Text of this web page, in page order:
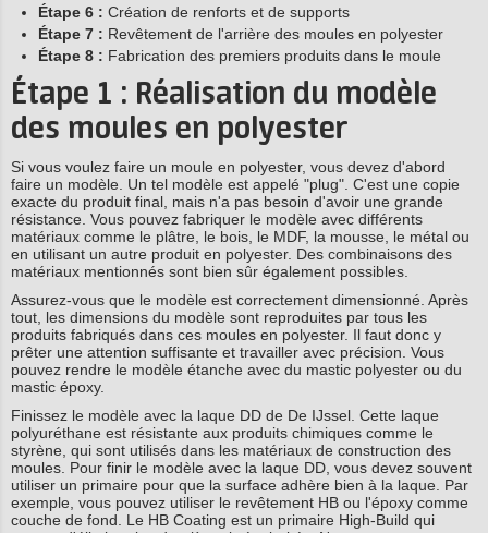
Étape 6 : Création de renforts et de supports
Étape 7 : Revêtement de l'arrière des moules en polyester
Étape 8 : Fabrication des premiers produits dans le moule
Étape 1 : Réalisation du modèle
des moules en polyester
Si vous voulez faire un moule en polyester, vous devez d'abord
faire un modèle. Un tel modèle est appelé "plug". C'est une copie
exacte du produit final, mais n'a pas besoin d'avoir une grande
résistance. Vous pouvez fabriquer le modèle avec différents
matériaux comme le plâtre, le bois, le MDF, la mousse, le métal ou
en utilisant un autre produit en polyester. Des combinaisons des
matériaux mentionnés sont bien sûr également possibles.
Assurez-vous que le modèle est correctement dimensionné. Après
tout, les dimensions du modèle sont reproduites par tous les
produits fabriqués dans ces moules en polyester. Il faut donc y
prêter une attention suffisante et travailler avec précision. Vous
pouvez rendre le modèle étanche avec du mastic polyester ou du
mastic époxy.
Finissez le modèle avec la laque DD de De IJssel. Cette laque
polyuréthane est résistante aux produits chimiques comme le
styrène, qui sont utilisés dans les matériaux de construction des
moules. Pour finir le modèle avec la laque DD, vous devez souvent
utiliser un primaire pour que la surface adhère bien à la laque. Par
exemple, vous pouvez utiliser le revêtement HB ou l'époxy comme
couche de fond. Le HB Coating est un primaire High-Build qui